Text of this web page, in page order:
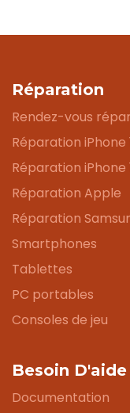
Réparation
Rendez-vous
Réparation iPhone
Réparation iPhone
Réparation Apple
Réparation
Smartphones
Tablettes
PC portables
Consoles de jeu
Besoin D'aide
Documentation